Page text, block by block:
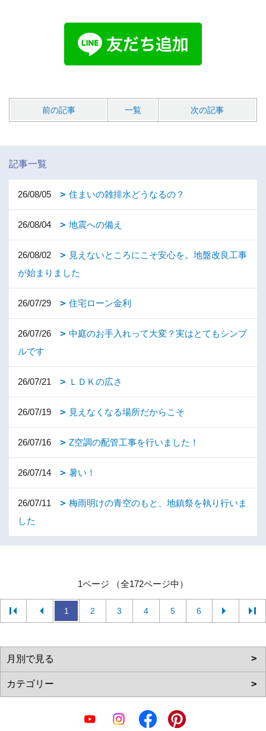
前の記事 一覧 次の記事
記事一覧
26/08/05 住まいの雑排水どうなるの？
26/08/04 地震への備え
26/08/02
見えないところにこそ安心を。地盤改良工事
が始まりました
26/07/29 住宅ローン金利
26/07/26
中庭のお手入れって大変？実はとてもシンプ
ルです
26/07/21 ＬＤＫの広さ
26/07/19 見えなくなる場所だからこそ
26/07/16 Z空調の配管工事を行いました！
26/07/14 暑い！
26/07/11
梅雨明けの青空のもと、地鎮祭を執り行いま
した
1ページ （全172ページ中）
1 2 3 4 5 6